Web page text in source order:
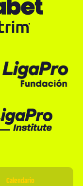
Calendario